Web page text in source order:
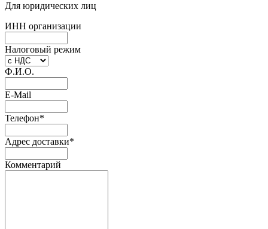
Для юридических лиц
ИНН организации
Налоговый режим
Ф.И.О.
E-Mail
Телефон*
Адрес доставки*
Комментарий